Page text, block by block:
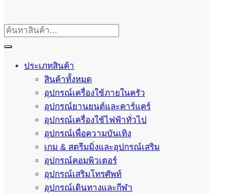
ประเภทสินค้า
สินค้าทั้งหมด
อุปกรณ์เครื่องใช้ภายในครัว
อุปกรณ์ยานยนต์และคาร์แคร์
อุปกรณ์เครื่องใช้ไฟฟ้าทั่วไป
อุปกรณ์เพื่อความบันเทิง
เกม & สตรีมมิ่งและอุปกรณ์เสริม
อุปกรณ์คอมพิวเตอร์
อุปกรณ์เสริมโทรศัพท์
อุปกรณ์เดินทางและกีฬา